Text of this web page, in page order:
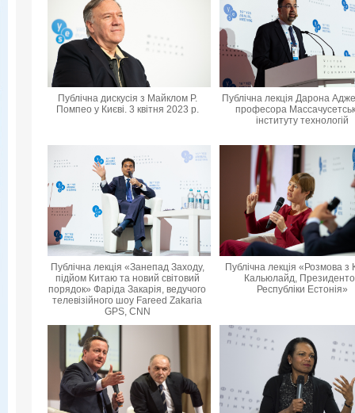
Публічна дискусія з Майклом Р.
Помпео у Києві. 3 квітня 2023 р.
Публічна лекція Дарона
професора
інституту технологій
Публічна лекція «Занепад Заходу,
підйом Китаю та новий світовий
порядок» Фаріда Закарія, ведучого
телевізійного шоу Fareed Zakaria
GPS, CNN
Публічна лекція «Розмова з
Кальюлайд,
Республіки Естонія»